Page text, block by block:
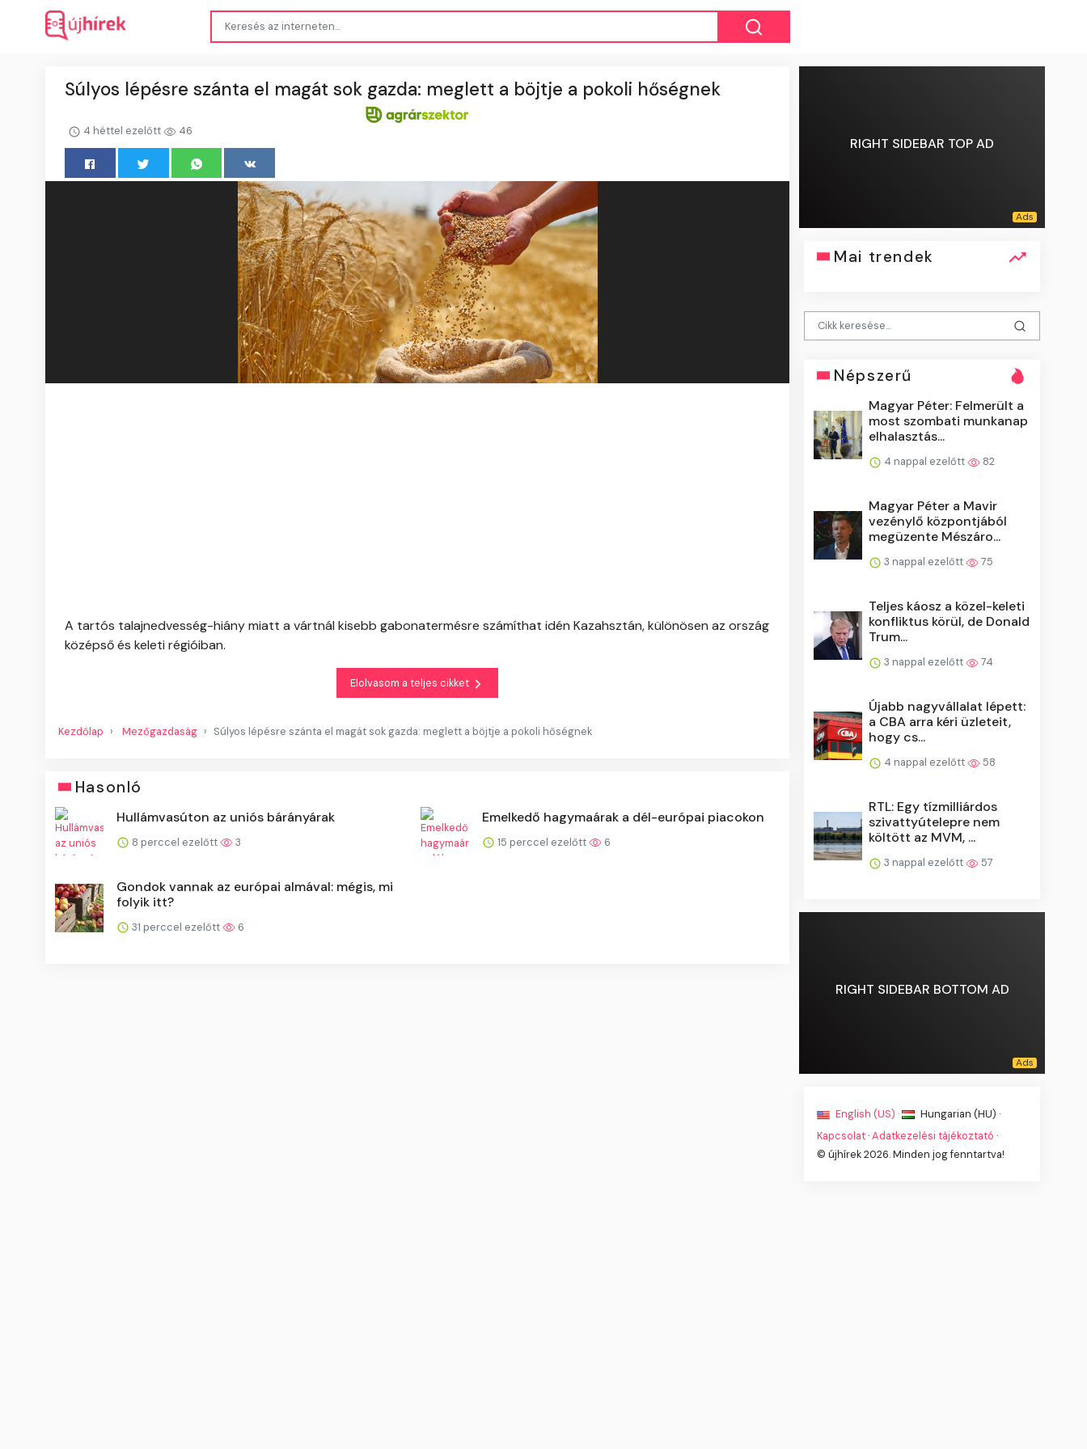
Súlyos lépésre szánta el magát sok gazda: meglett a böjtje a pokoli hőségnek
4 héttel ezelőtt 46
A tartós talajnedvesség-hiány miatt a vártnál kisebb gabonatermésre számíthat idén Kazahsztán, különösen az ország
középső és keleti régióiban.
Elolvasom a teljes cikket
Kezdőlap Mezőgazdaság Súlyos lépésre szánta el magát sok gazda: meglett a böjtje a pokoli hőségnek
Hasonló
Hullámvasúton az uniós bárányárak
8 perccel ezelőtt 3
Emelkedő hagymaárak a dél-európai piacokon
15 perccel ezelőtt 6
Gondok vannak az európai almával: mégis, mi
folyik itt?
31 perccel ezelőtt 6
RIGHT SIDEBAR TOP AD
Mai trendek
Népszerű
Magyar Péter: Felmerült a
most szombati munkanap
elhalasztás...
4 nappal ezelőtt 82
Magyar Péter a Mavir
vezénylő központjából
megüzente Mészáro...
3 nappal ezelőtt 75
Teljes káosz a közel-keleti
konfliktus körül, de Donald
Trum...
3 nappal ezelőtt 74
Újabb nagyvállalat lépett:
a CBA arra kéri üzleteit,
hogy cs...
4 nappal ezelőtt 58
RTL: Egy tízmilliárdos
szivattyútelepre nem
költött az MVM, ...
3 nappal ezelőtt 57
RIGHT SIDEBAR BOTTOM AD
English (US) ·
Hungarian (HU) ·
Kapcsolat ·Adatkezelési tájékoztató ·
© újhírek 2026. Minden jog fenntartva!